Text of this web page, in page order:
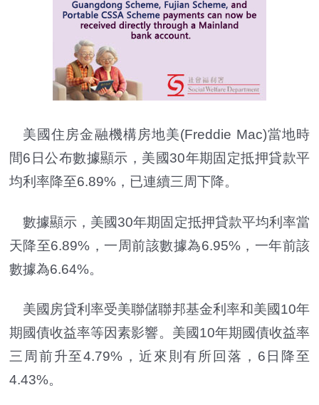
美國住房金融機構房地美(Freddie Mac)當地時
間6日公布數據顯示，美國30年期固定抵押貸款平
均利率降至6.89%，已連續三周下降。
數據顯示，美國30年期固定抵押貸款平均利率當
天降至6.89%，一周前該數據為6.95%，一年前該
數據為6.64%。
美國房貸利率受美聯儲聯邦基金利率和美國10年
期國債收益率等因素影響。美國10年期國債收益率
三周前升至4.79%，近來則有所回落，6日降至
4.43%。